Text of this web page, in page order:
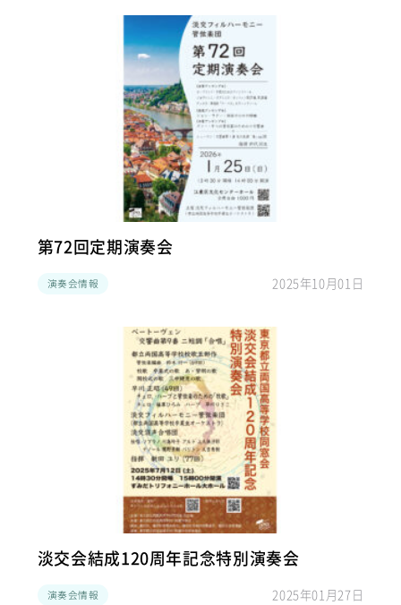
第72回定期演奏会
演奏会情報 2025年10月01日
淡交会結成120周年記念特別演奏会
演奏会情報 2025年01月27日